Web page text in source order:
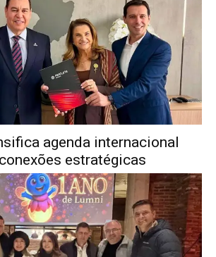
agenda internacional
estratégicas